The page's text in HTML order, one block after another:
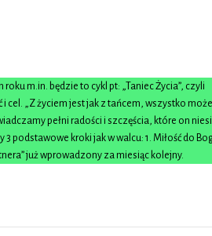
m.in. będzie to cykl pt: „Taniec Życia”, czyli
cel. „Z życiem jest jak z tańcem, wszystko
pełni radości i szczęścia, które on
podstawowe kroki jak w walcu: 1. Miłość do
już wprowadzony za miesiąc kolejny.